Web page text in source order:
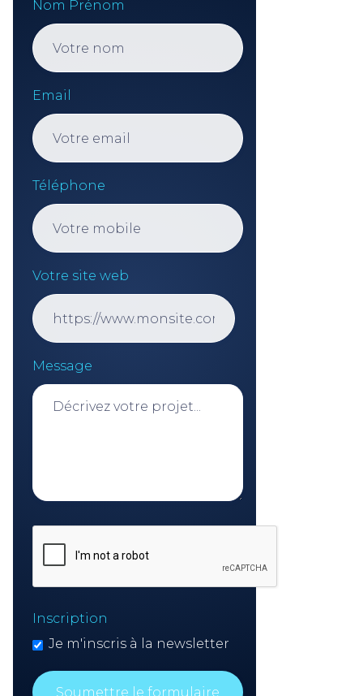
Nom Prénom
Email
Téléphone
Votre site web
Message
Inscription
Je m'inscris à la newsletter